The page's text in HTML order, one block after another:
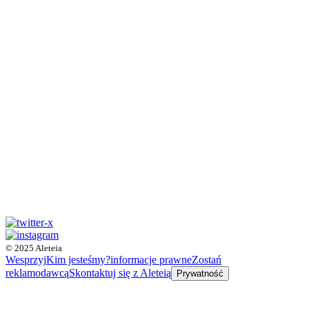
© 2025 Aleteia
WesprzyjKim jesteśmy?informacje prawneZostań
reklamodawcąSkontaktuj się z Aleteią Prywatność